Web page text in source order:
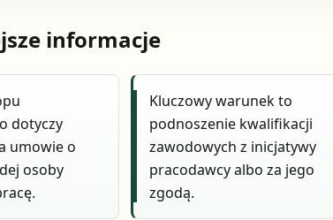
informacje
dotyczy
umowie o
osoby
Kluczowy warunek to
podnoszenie kwalifikacji
zawodowych z inicjatywy
pracodawcy albo za jego
zgodą.